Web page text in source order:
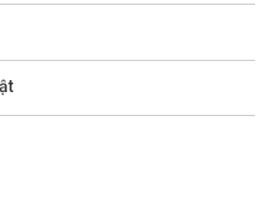
HỒ SƠ ĐỀ NGHỊ CẤP KINH PHÍ
ĐÁNH GIÁ KẾT QUẢ THỰC HIỆN